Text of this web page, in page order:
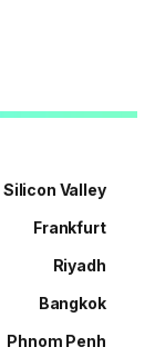
Silicon Valley
Frankfurt
Riyadh
Bangkok
Phnom Penh